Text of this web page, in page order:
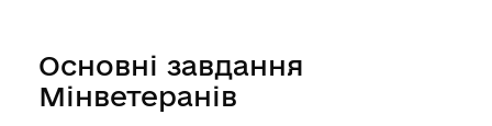
Основні завдання
Мінветеранів